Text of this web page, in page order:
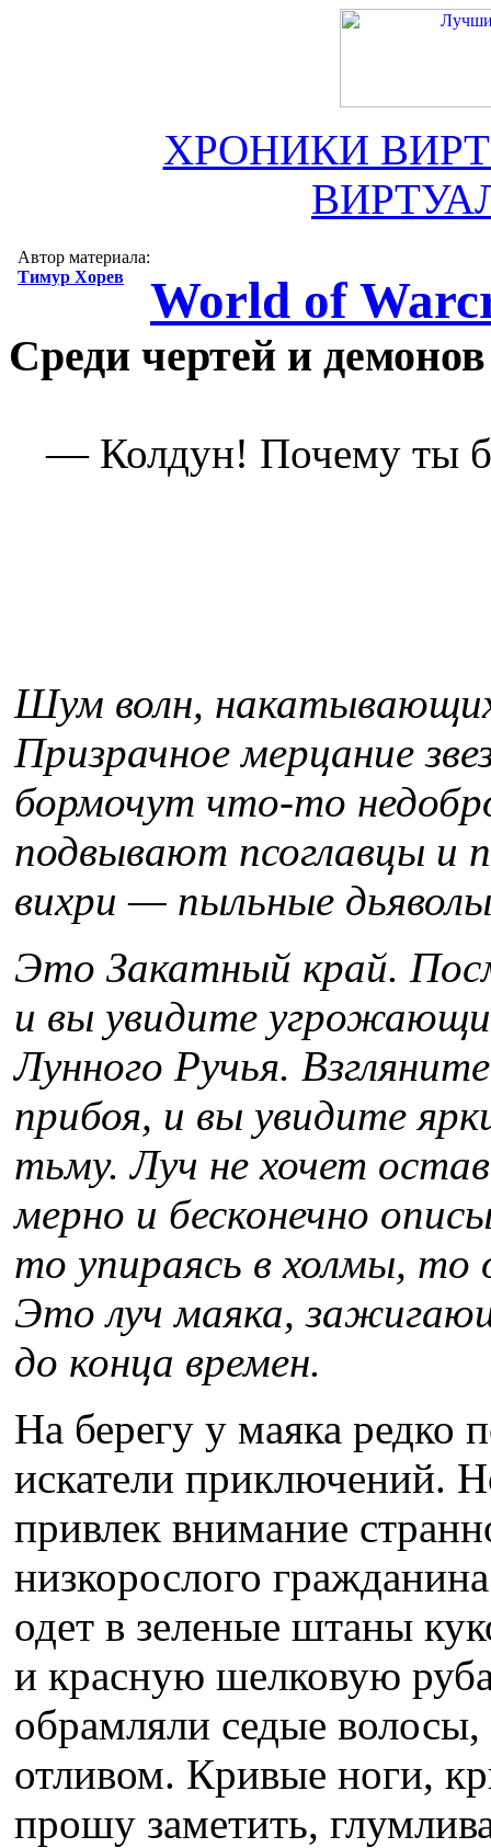
ХРОНИКИ
Автор материала:
Тимур Хорев
World of
Среди чертей и демонов
— Колдун! Почему ты
Шум волн,
Призрачное мерцание
бормочут что-то
подвывают псоглавцы и
вихри — пыльные
Это Закатный край.
и вы увидите
Лунного Ручья.
прибоя, и вы увидите
тьму. Луч не хочет
мерно и бесконечно
то упираясь в холмы, то
Это луч маяка,
до конца времен.
На берегу у маяка редко
искатели приключений.
привлек внимание
низкорослого
одет в зеленые штаны
и красную шелковую
обрамляли седые
отливом. Кривые ноги,
прошу заметить,